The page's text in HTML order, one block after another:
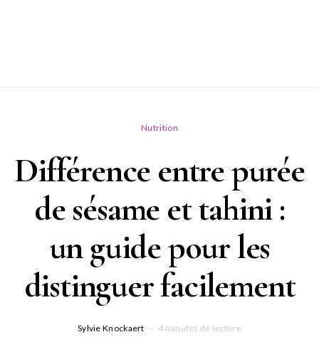
Nutrition
Différence entre purée
de sésame et tahini :
un guide pour les
distinguer facilement
Sylvie Knockaert 4 minutes de lecture